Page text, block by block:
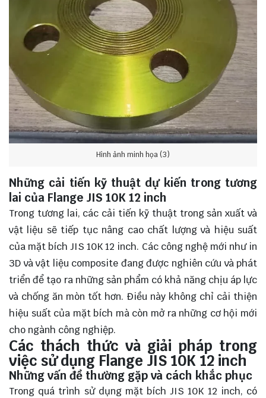
Hình ảnh minh họa (3)
Những cải tiến kỹ thuật dự kiến trong tương
lai của Flange JIS 10K 12 inch
Trong tương lai, các cải tiến kỹ thuật trong sản xuất và
vật liệu sẽ tiếp tục nâng cao chất lượng và hiệu suất
của mặt bích JIS 10K 12 inch. Các công nghệ mới như in
3D và vật liệu composite đang được nghiên cứu và phát
triển để tạo ra những sản phẩm có khả năng chịu áp lực
và chống ăn mòn tốt hơn. Điều này không chỉ cải thiện
hiệu suất của mặt bích mà còn mở ra những cơ hội mới
cho ngành công nghiệp.
Các thách thức và giải pháp trong
việc sử dụng Flange JIS 10K 12 inch
Những vấn đề thường gặp và cách khắc phục
Trong quá trình sử dụng mặt bích JIS 10K 12 inch, có